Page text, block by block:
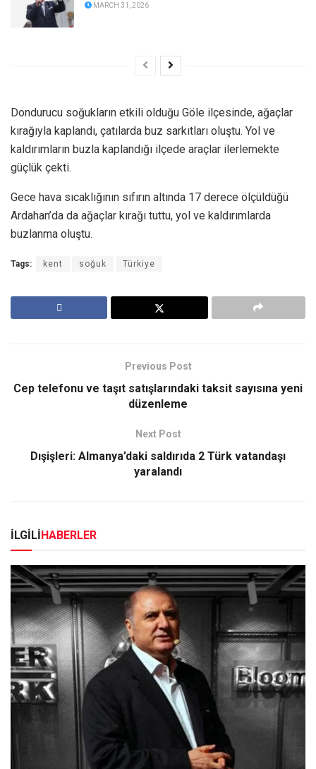
MARCH 31, 2026
Dondurucu soğukların etkili olduğu Göle ilçesinde, ağaçlar
kırağıyla kaplandı, çatılarda buz sarkıtları oluştu. Yol ve
kaldırımların buzla kaplandığı ilçede araçlar ilerlemekte
güçlük çekti.
Gece hava sıcaklığının sıfırın altında 17 derece ölçüldüğü
Ardahan’da da ağaçlar kırağı tuttu, yol ve kaldırımlarda
buzlanma oluştu.
Tags: kent soğuk Türkiye
Previous Post
Cep telefonu ve taşıt satışlarındaki taksit sayısına yeni
düzenleme
Next Post
Dışişleri: Almanya’daki saldırıda 2 Türk vatandaşı
yaralandı
İLGİLİHABERLER